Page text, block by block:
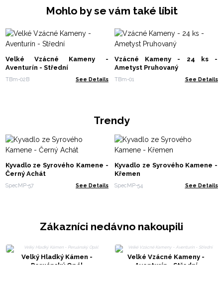
Mohlo by se vám také líbit
Velké Vzácné Kameny -
Aventurín - Střední
TBm-02B See Details
Vzácné Kameny - 24 ks -
Ametyst Pruhovaný
TBm-01 See Details
Trendy
Kyvadlo ze Syrového Kamene -
Černý Achát
SpecMP-57 See Details
Kyvadlo ze Syrového Kamene -
Křemen
SpecMP-54 See Details
Zákazníci nedávno nakoupili
Velký Hladký Kámen -
Peruánský Opál
Velké Vzácné Kameny -
Aventurín - Střední